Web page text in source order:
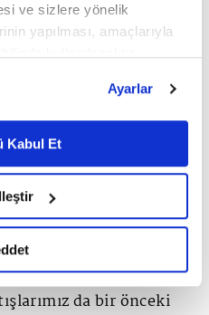
ve sizlere yönelik
yapılması, amaçlarıyla
detaylı bilgi için
Çerez Bilgilendirme
Kanunu uyarınca
kapsamında
ile ilgili daha
tıklayınız.
Ayarlar
Kabul Etayrıca mutlu etti.
net dönem
dönemine göre yüzde 33
TL'ye çıkardık. Bu
ve bize pozitif
da bir önceki